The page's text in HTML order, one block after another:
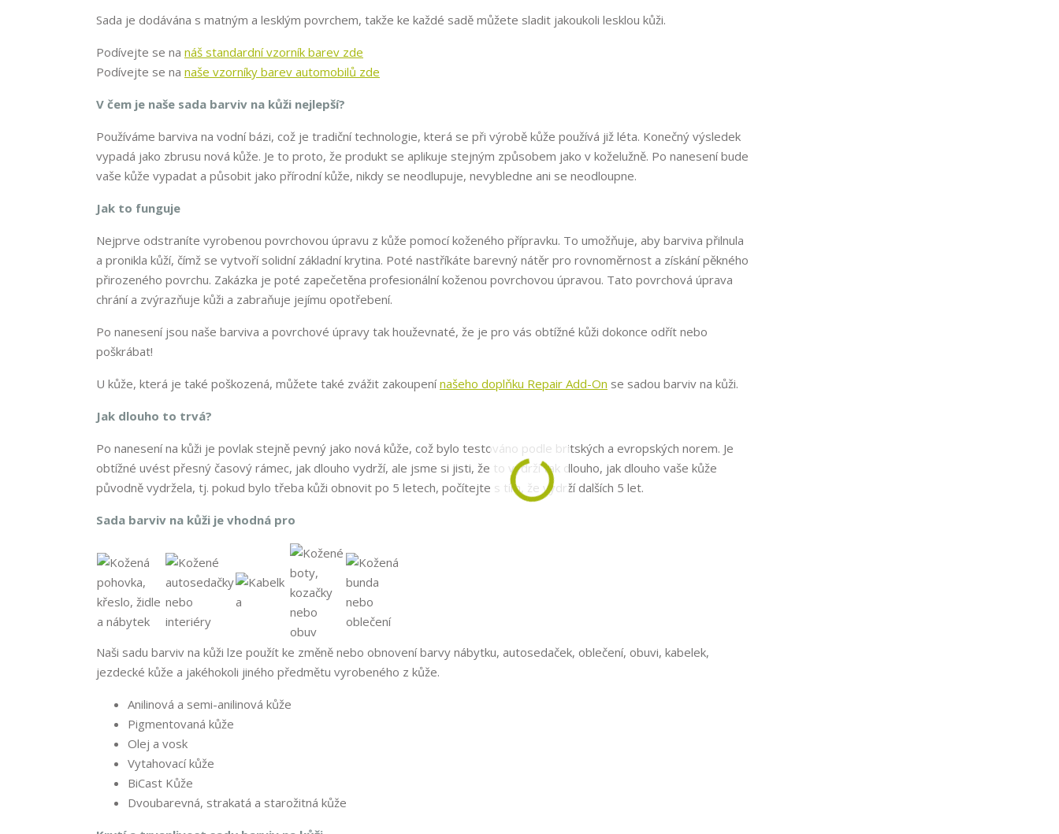
Sada je dodávána s matným a lesklým povrchem, takže ke každé sadě můžete sladit jakoukoli lesklou kůži.
Podívejte se na náš standardní vzorník barev zde
Podívejte se na naše vzorníky barev automobilů zde
V čem je naše sada barviv na kůži nejlepší?
Používáme barviva na vodní bázi, což je tradiční technologie, která se při výrobě kůže používá již léta. Konečný výsledek
vypadá jako zbrusu nová kůže. Je to proto, že produkt se aplikuje stejným způsobem jako v koželužně. Po nanesení bude
vaše kůže vypadat a působit jako přírodní kůže, nikdy se neodlupuje, nevybledne ani se neodloupne.
Jak to funguje
Nejprve odstraníte vyrobenou povrchovou úpravu z kůže pomocí koženého přípravku. To umožňuje, aby barviva přilnula
a pronikla kůží, čímž se vytvoří solidní základní krytina. Poté nastříkáte barevný nátěr pro rovnoměrnost a získání pěkného
přirozeného povrchu. Zakázka je poté zapečetěna profesionální koženou povrchovou úpravou. Tato povrchová úprava
chrání a zvýrazňuje kůži a zabraňuje jejímu opotřebení.
Po nanesení jsou naše barviva a povrchové úpravy tak houževnaté, že je pro vás obtížné kůži dokonce odřít nebo
poškrábat!
U kůže, která je také poškozená, můžete také zvážit zakoupenínašeho doplňku Repair Add-On se sadou barviv na kůži.
Jak dlouho to trvá?
Po nanesení na kůži je povlak stejně pevný jako nová kůže, což bylo testováno podle britských a evropských norem. Je
obtížné uvést přesný časový rámec, jak dlouho vydrží, ale jsme si jisti, že to vydrží tak dlouho, jak dlouho vaše kůže
původně vydržela, tj. pokud bylo třeba kůži obnovit po 5 letech, počítejte s tím, že vydrží dalších 5 let.
Sada barviv na kůži je vhodná pro
Naši sadu barviv na kůži lze použít ke změně nebo obnovení barvy nábytku, autosedaček, oblečení, obuvi, kabelek,
jezdecké kůže a jakéhokoli jiného předmětu vyrobeného z kůže.
Anilinová a semi-anilinová kůže
Pigmentovaná kůže
Olej a vosk
Vytahovací kůže
BiCast Kůže
Dvoubarevná, strakatá a starožitná kůže